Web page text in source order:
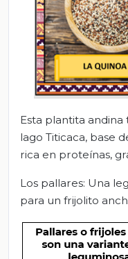
Esta plantita
lago Titicaca, base
rica en proteínas,
Los pallares: Una
para un frijolito